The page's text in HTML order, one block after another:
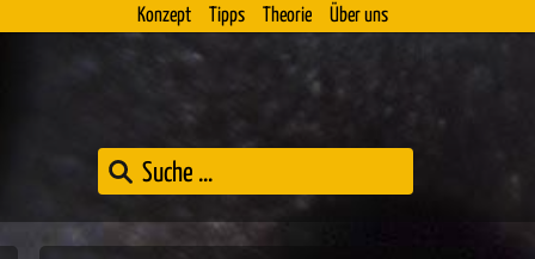
Konzept Tipps Theorie Über uns